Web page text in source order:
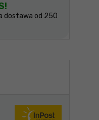
dostawa od 250